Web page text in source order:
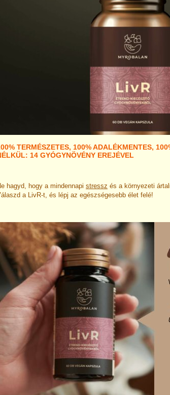
TERMÉSZETES, 100% ADALÉKMENTES,
14 GYÓGYNÖVÉNY EREJÉVEL
hagyd, hogy a mindennapi stressz és a környezeti
a LivR-t, és lépj az egészségesebb élet felé!